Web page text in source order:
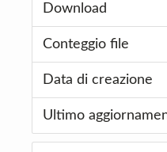
Download
Conteggio file
Data di creazione
Ultimo